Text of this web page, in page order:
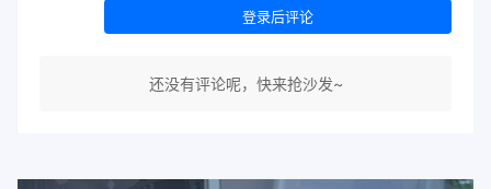
登录后评论
还没有评论呢，快来抢沙发~